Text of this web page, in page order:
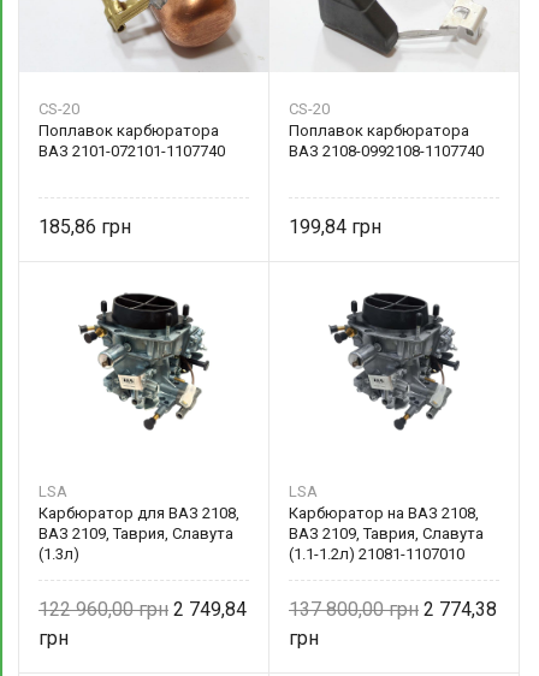
CS-20
Поплавок карбюратора
ВАЗ 2101-072101-1107740
185,86
CS-20
Поплавок карбюратора
ВАЗ 2108-0992108-1107740
199,84
LSA
Карбюратор для ВАЗ 2108,
ВАЗ 2109, Таврия, Славута
(1.3л)
122 960,00 2 749,84
LSA
Карбюратор на ВАЗ 2108,
ВАЗ 2109, Таврия, Славута
(1.1-1.2л) 21081-1107010
137 800,00 2 774,38